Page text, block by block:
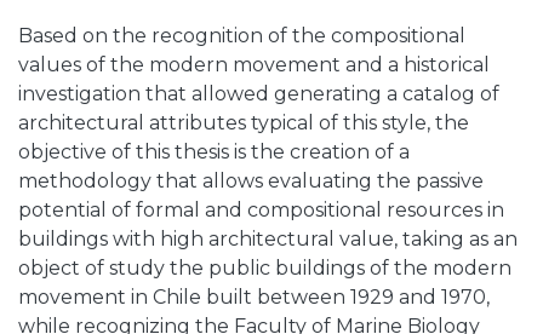
Based on the recognition of the compositional
values of the modern movement and a historical
investigation that allowed generating a catalog of
architectural attributes typical of this style, the
objective of this thesis is the creation of a
methodology that allows evaluating the passive
potential of formal and compositional resources in
buildings with high architectural value, taking as an
object of study the public buildings of the modern
movement in Chile built between 1929 and 1970,
while recognizing the Faculty of Marine Biology